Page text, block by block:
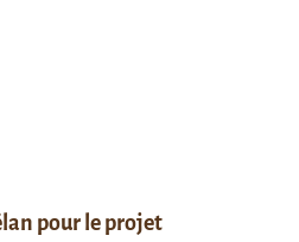
pour le projet